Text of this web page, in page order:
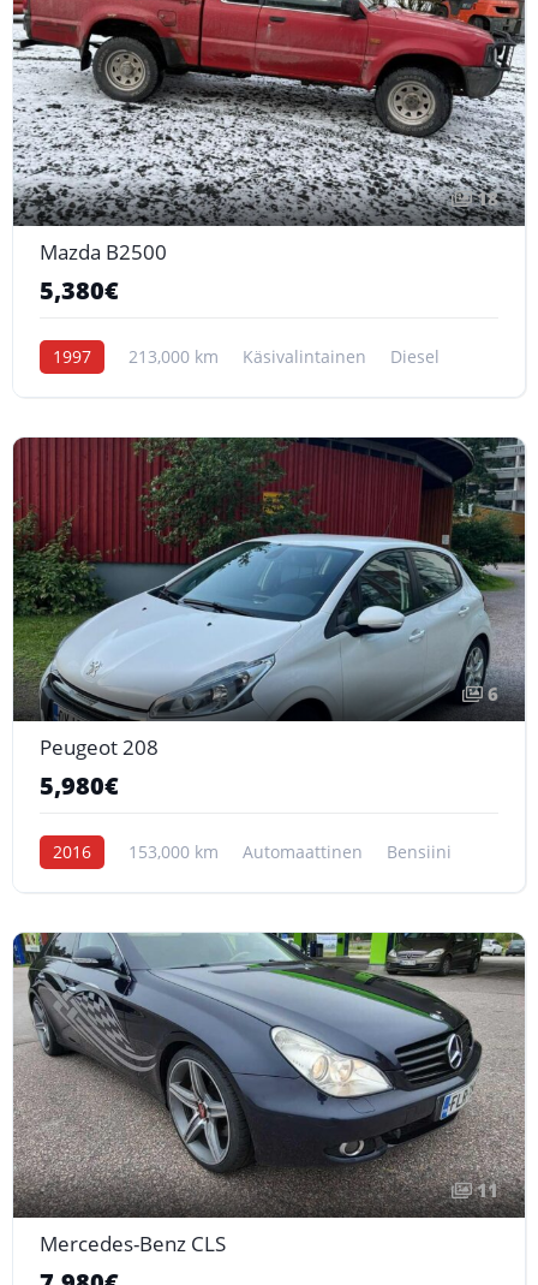
18
Mazda B2500
5,380€
1997 213,000 km Käsivalintainen Diesel
6
Peugeot 208
5,980€
2016 153,000 km Automaattinen Bensiini
11
Mercedes-Benz CLS